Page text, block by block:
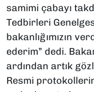
samimi çabayı
Tedbirleri
bakanlığımızın
ederim” dedi.
ardından artık
Resmi